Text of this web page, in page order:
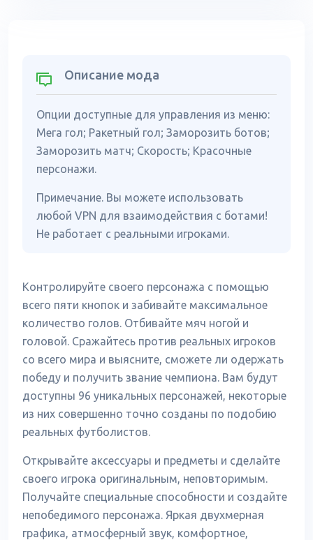
Описание мода
Опции доступные для управления из меню:
Мега гол; Ракетный гол; Заморозить ботов;
Заморозить матч; Скорость; Красочные
персонажи.
Примечание. Вы можете использовать
любой VPN для взаимодействия с ботами!
Не работает с реальными игроками.
Контролируйте своего персонажа с помощью
всего пяти кнопок и забивайте максимальное
количество голов. Отбивайте мяч ногой и
головой. Сражайтесь против реальных игроков
со всего мира и выясните, сможете ли одержать
победу и получить звание чемпиона. Вам будут
доступны 96 уникальных персонажей, некоторые
из них совершенно точно созданы по подобию
реальных футболистов.
Открывайте аксессуары и предметы и сделайте
своего игрока оригинальным, неповторимым.
Получайте специальные способности и создайте
непобедимого персонажа. Яркая двухмерная
графика, атмосферный звук, комфортное,